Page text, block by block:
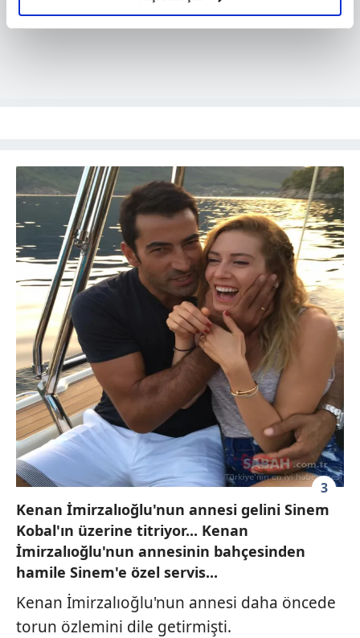
elimizden gelen çabayı gösterdiğimizi ve bu noktada,
reklamların maliyetlerimizi karşılamak noktasında tek gelir
Sizlere daha iyi bir hizmet sunabilmek için İnternet
Sitemizde kendimize ve üçüncü kişilere ait çerezler
kullanılmaktadır. Bu çerezler vasıtasıyla çeşitli kişisel
verileriniz işlenmekte olup gerekli olan çerezler bilgi
toplumu hizmetlerinin sunulması amacıyla
kullanılmaktadır. Diğer çerezler, sitemizin daha işlevsel
kılınması ve kişiselleştirilmesi ve sizlere yönelik
reklam/pazarlama faaliyetlerinin yapılması, amaçlarıyla
sınırlı olarak açık rızanız dahilinde kullanılacaktır.
Çerezlere ilişkin tercihlerinizi aşağıda yer alan panel
vasıtasıyla belirleyebilirsiniz. Çerezlere ilişkin detaylı bilgi
için Ayarlar butonuna tıklayabilir,Çerez Bilgilendirme
Metnimiziziyaret edebilirsiniz.
6698 sayılı Kişisel Verilerin Korunması Kanunu uyarınca
hazırlanmış Aydınlatma Metnimizi okumak ve sitemizde
ilgili mevzuata uygun olarak kullanılan çerezlerle ilgili bilgi
almak için lütfentıklayınız.
3
Kenan İmirzalıoğlu'nun annesi gelini Sinem
Kobal'ın üzerine titriyor... Kenan
İmirzalıoğlu'nun annesinin bahçesinden
hamile Sinem'e özel servis...
Kenan İmirzalıoğlu'nun annesi daha öncede
torun özlemini dile getirmişti.